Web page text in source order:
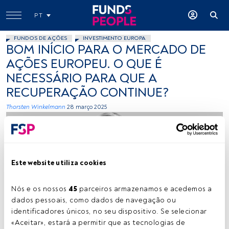
Este website utiliza cookies
Nós e os nossos 45 parceiros armazenamos e acedemos a
dados pessoais, como dados de navegação ou
identificadores únicos, no seu dispositivo. Se selecionar
«Aceitar», estará a permitir que as tecnologias de
PT
FUNDOS DE AÇÕES INVESTIMENTO EUROPA
BOM INÍCIO PARA O MERCADO DE
AÇÕES EUROPEU. O QUE É
NECESSÁRIO PARA QUE A
RECUPERAÇÃO CONTINUE?
Thorsten Winkelmann 28 março 2025
Thorsten Winkelmann. Créditos: Cedida (AllianceBernstein)